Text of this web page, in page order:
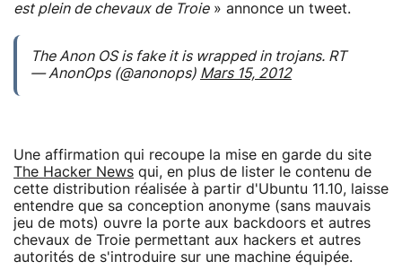
est plein de chevaux de Troie» annonce un tweet.
The Anon OS is fake it is wrapped in trojans. RT
— AnonOps (@anonops) Mars 15, 2012
Une affirmation qui recoupe la mise en garde du site
The Hacker News qui, en plus de lister le contenu de
cette distribution réalisée à partir d'Ubuntu 11.10, laisse
entendre que sa conception anonyme (sans mauvais
jeu de mots) ouvre la porte aux backdoors et autres
chevaux de Troie permettant aux hackers et autres
autorités de s'introduire sur une machine équipée.